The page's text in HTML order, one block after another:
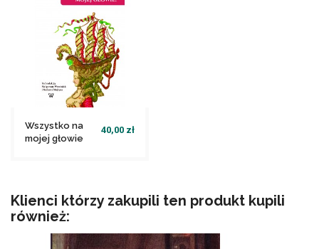
Wszystko na
mojej głowie
40,00 zł
Klienci którzy zakupili ten produkt kupili
również: